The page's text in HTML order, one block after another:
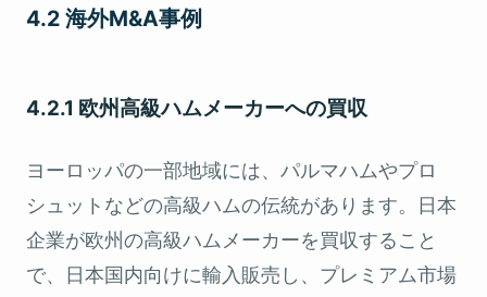
4.2 海外M&A事例
4.2.1 欧州高級ハムメーカーへの買収
ヨーロッパの一部地域には、パルマハムやプロ
シュットなどの高級ハムの伝統があります。日本
企業が欧州の高級ハムメーカーを買収すること
で、日本国内向けに輸入販売し、プレミアム市場